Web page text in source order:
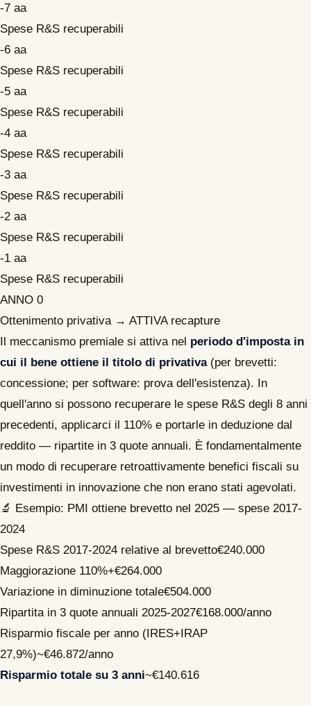
-7 aa
Spese R&S recuperabili
-6 aa
Spese R&S recuperabili
-5 aa
Spese R&S recuperabili
-4 aa
Spese R&S recuperabili
-3 aa
Spese R&S recuperabili
-2 aa
Spese R&S recuperabili
-1 aa
Spese R&S recuperabili
ANNO 0
Ottenimento privativa → ATTIVA recapture
Il meccanismo premiale si attiva nel periodo d'imposta in
cui il bene ottiene il titolo di privativa(per brevetti:
concessione; per software: prova dell'esistenza). In
quell'anno si possono recuperare le spese R&S degli 8 anni
precedenti, applicarci il 110% e portarle in deduzione dal
reddito — ripartite in 3 quote annuali. È fondamentalmente
un modo di recuperare retroattivamente benefici fiscali su
investimenti in innovazione che non erano stati agevolati.
🔬 Esempio: PMI ottiene brevetto nel 2025 — spese 2017-
2024
Spese R&S 2017-2024 relative al brevetto€240.000
Maggiorazione 110%+€264.000
Variazione in diminuzione totale€504.000
Ripartita in 3 quote annuali 2025-2027€168.000/anno
Risparmio fiscale per anno (IRES+IRAP
27,9%)~€46.872/anno
Risparmio totale su 3 anni~€140.616